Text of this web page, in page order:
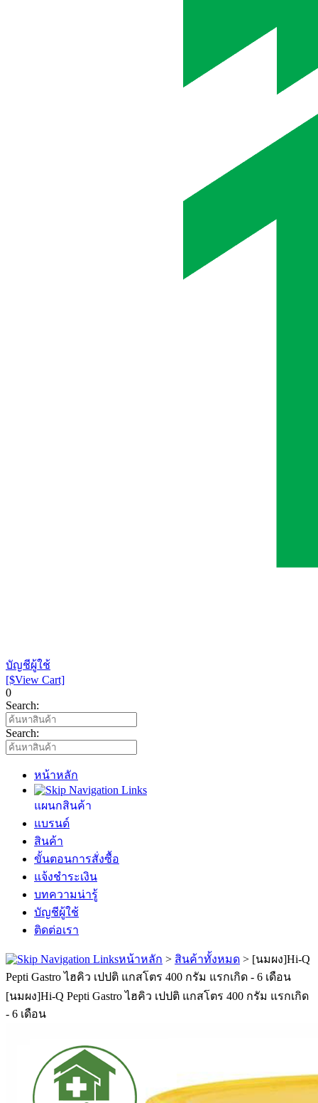
บัญชีผู้ใช้
[$View Cart]
0
Search:
Search:
หน้าหลัก
แผนกสินค้า
แบรนด์
สินค้า
ขั้นตอนการสั่งซื้อ
แจ้งชำระเงิน
บทความน่ารู้
บัญชีผู้ใช้
ติดต่อเรา
หน้าหลัก > สินค้าทั้งหมด > [นมผง]Hi-Q
Pepti Gastro ไฮคิว เปปติ แกสโตร 400 กรัม แรกเกิด - 6 เดือน
[นมผง]Hi-Q Pepti Gastro ไฮคิว เปปติ แกสโตร 400 กรัม แรกเกิด
- 6 เดือน